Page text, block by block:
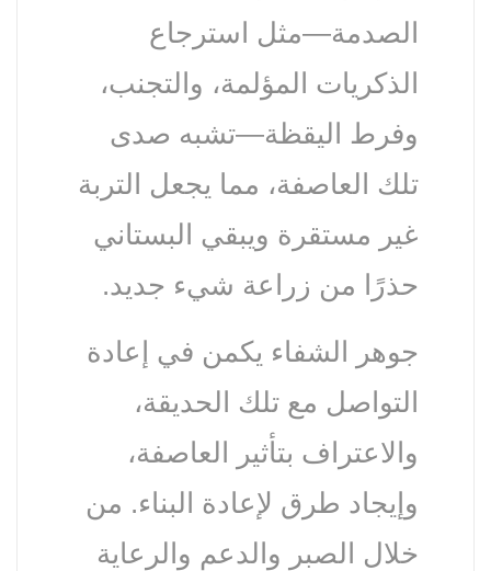
الصدمة—مثل استرجاع
الذكريات المؤلمة، والتجنب،
وفرط اليقظة—تشبه صدى
تلك العاصفة، مما يجعل التربة
غير مستقرة ويبقي البستاني
حذرًا من زراعة شيء جديد.
جوهر الشفاء يكمن في إعادة
التواصل مع تلك الحديقة،
والاعتراف بتأثير العاصفة،
وإيجاد طرق لإعادة البناء. من
خلال الصبر والدعم والرعاية